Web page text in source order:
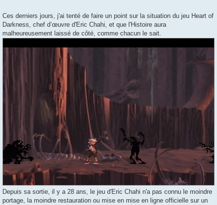
Ces derniers jours, j'ai tenté de faire un point sur la situation du jeu Heart of
Darkness, chef d’œuvre d'Eric Chahi, et que l'Histoire aura
malheureusement laissé de côté, comme chacun le sait.
Depuis sa sortie, il y a 28 ans, le jeu d'Eric Chahi n'a pas connu le moindre
portage, la moindre restauration ou mise en mise en ligne officielle sur un